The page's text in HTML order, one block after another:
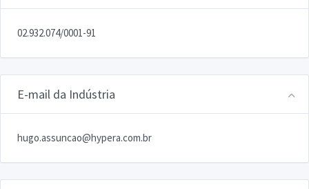
02.932.074/0001-91
E-mail da Indústria
hugo.assuncao@hypera.com.br